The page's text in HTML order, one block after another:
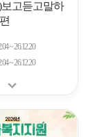
고듣고말하
~ 26.12.20
~ 26.12.20